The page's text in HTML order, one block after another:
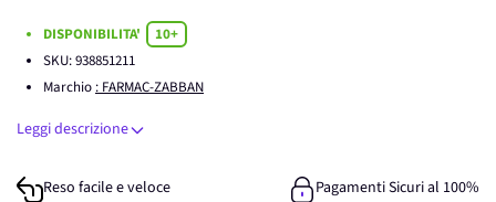
DISPONIBILITA'
10+
SKU:938851211
Marchio : FARMAC-ZABBAN
Leggi descrizione
Reso facile e veloce
Pagamenti Sicuri al 100%